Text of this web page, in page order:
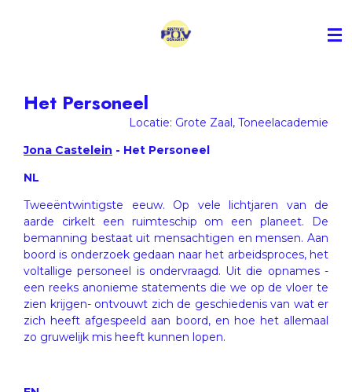
Het Personeel
Locatie: Grote Zaal, Toneelacademie
Jona Castelein - Het Personeel
NL
Tweeëntwintigste eeuw. Op vele lichtjaren van de
aarde cirkelt een ruimteschip om een planeet. De
bemanning bestaat uit mensachtigen en mensen. Aan
boord is onderzoek gedaan naar het arbeidsproces, het
voltallige personeel is ondervraagd. Uit die opnames -
een reeks anonieme statements die we op de vloer te
zien krijgen- ontvouwt zich de geschiedenis van wat er
zich heeft afgespeeld aan boord, en hoe het allemaal
zo gruwelijk mis heeft kunnen lopen.